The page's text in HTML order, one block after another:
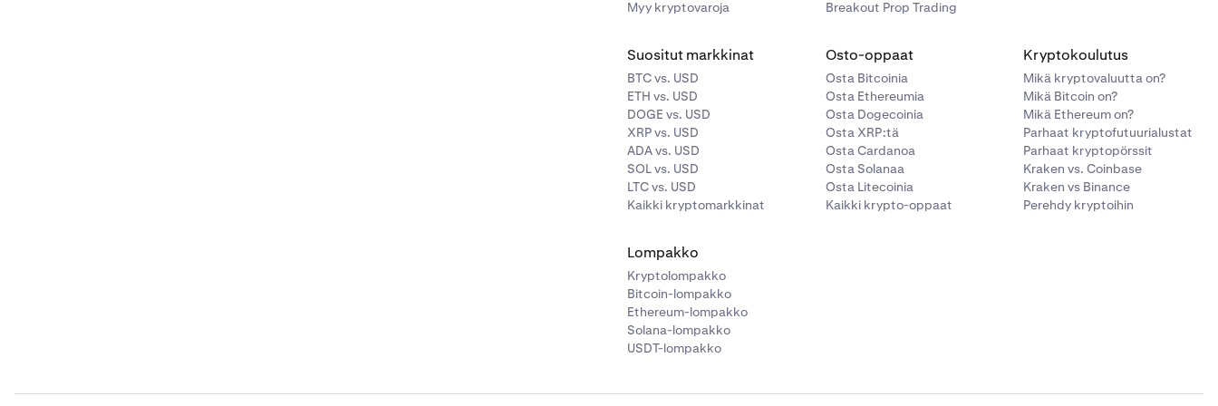
Myy kryptovaroja
Breakout Prop Trading
Suositut markkinat
BTC vs. USD
ETH vs. USD
DOGE vs. USD
XRP vs. USD
ADA vs. USD
SOL vs. USD
LTC vs. USD
Kaikki kryptomarkkinat
Osto-oppaat
Osta Bitcoinia
Osta Ethereumia
Osta Dogecoinia
Osta XRP:tä
Osta Cardanoa
Osta Solanaa
Osta Litecoinia
Kaikki krypto-oppaat
Kryptokoulutus
Mikä kryptovaluutta on?
Mikä Bitcoin on?
Mikä Ethereum on?
Parhaat kryptofutuurialustat
Parhaat kryptopörssit
Kraken vs. Coinbase
Kraken vs Binance
Perehdy kryptoihin
Lompakko
Kryptolompakko
Bitcoin-lompakko
Ethereum-lompakko
Solana-lompakko
USDT-lompakko